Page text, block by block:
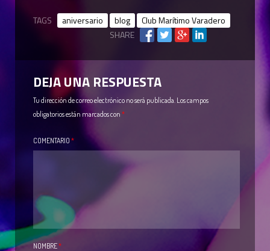
TAGS aniversario blog
Club Marítimo Varadero
SHARE
DEJA UNA RESPUESTA
Tu dirección de correo electrónico no será publicada. Los campos
obligatorios están marcados con *
COMENTARIO *
NOMBRE*